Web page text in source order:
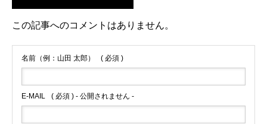
この記事へのコメントはありません。
名前（例：山田 太郎） ( 必須 )
E-MAIL ( 必須 ) - 公開されません -